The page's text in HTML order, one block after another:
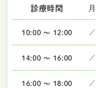
診療時間 月
10:00 ～ 12:00 ／
14:00 ～ 16:00 ／
16:00 ～ 18:00 ／